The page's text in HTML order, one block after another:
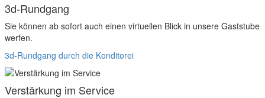
3d-Rundgang
Sie können ab sofort auch einen virtuellen Blick in unsere Gaststube
werfen.
3d-Rundgang durch die Konditorei
Verstärkung im Service